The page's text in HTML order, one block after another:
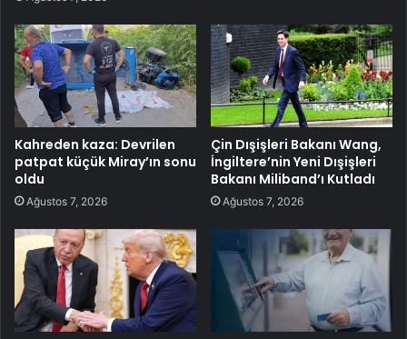
Kahreden kaza: Devrilen
patpat küçük Miray’ın sonu
oldu
Ağustos 7, 2026
Çin Dışişleri Bakanı Wang,
İngiltere’nin Yeni Dışişleri
Bakanı Miliband’ı Kutladı
Ağustos 7, 2026